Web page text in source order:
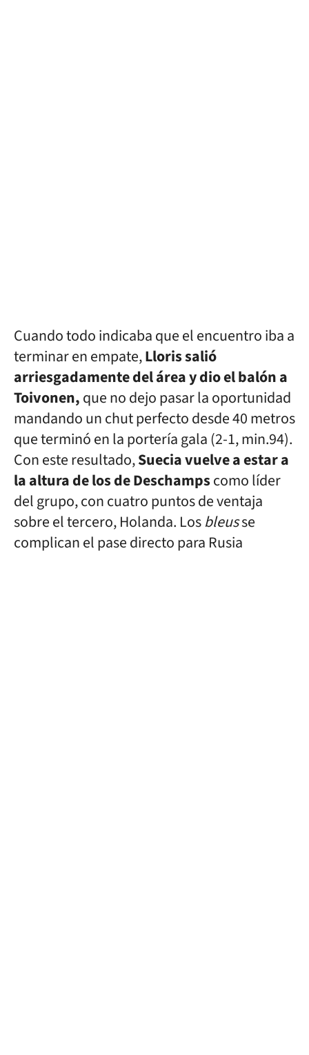
Cuando todo indicaba que el encuentro iba a
terminar en empate,Lloris salió
arriesgadamente del área y dio el balón a
Toivonen,que no dejo pasar la oportunidad
mandando un chut perfecto desde 40 metros
que terminó en la portería gala (2-1, min.94).
Con este resultado,Suecia vuelve a estar a
la altura de los de Deschampscomo líder
del grupo, con cuatro puntos de ventaja
sobre el tercero, Holanda. Losbleusse
complican el pase directo para Rusia